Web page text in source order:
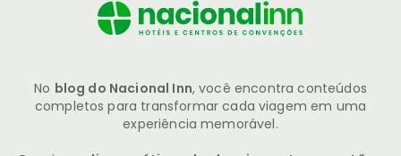
No blog do Nacional Inn, você encontra conteúdos
completos para transformar cada viagem em uma
experiência memorável.